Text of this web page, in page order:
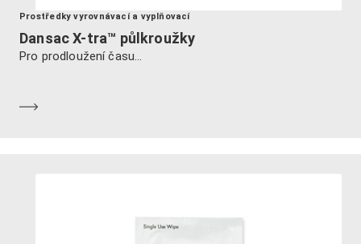
Prostředky vyrovnávací a vyplňovací
Dansac X-tra™ půlkroužky
Pro prodloužení času...